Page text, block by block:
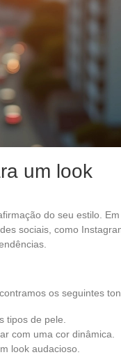
um look
do seu estilo.
sociais, como
os seguintes
tipos de pele.
com uma cor dinâmica.
look audacioso.